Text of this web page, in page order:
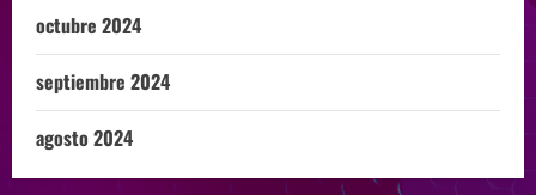
octubre 2024
septiembre 2024
agosto 2024